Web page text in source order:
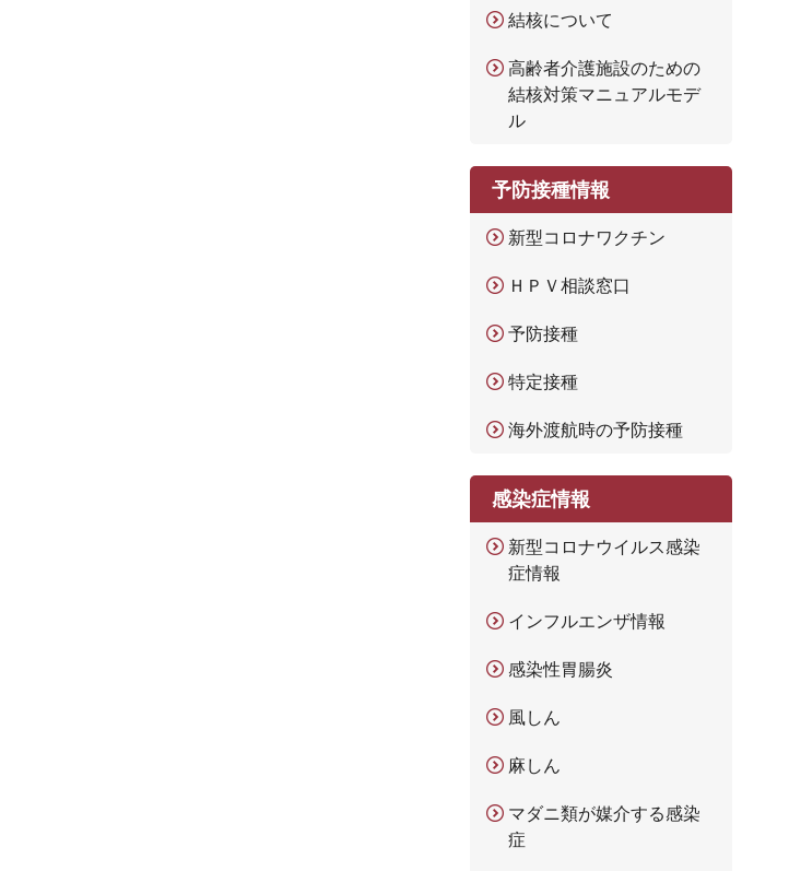
結核について
高齢者介護施設のための
結核対策マニュアルモデ
ル
予防接種情報
新型コロナワクチン
ＨＰＶ相談窓口
予防接種
特定接種
海外渡航時の予防接種
感染症情報
新型コロナウイルス感染
症情報
インフルエンザ情報
感染性胃腸炎
風しん
麻しん
マダニ類が媒介する感染
症